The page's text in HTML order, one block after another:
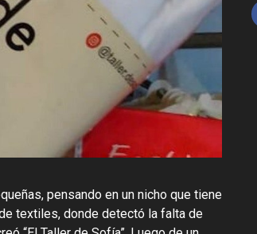
pensando en un nicho que tiene
textiles, donde detectó la falta de